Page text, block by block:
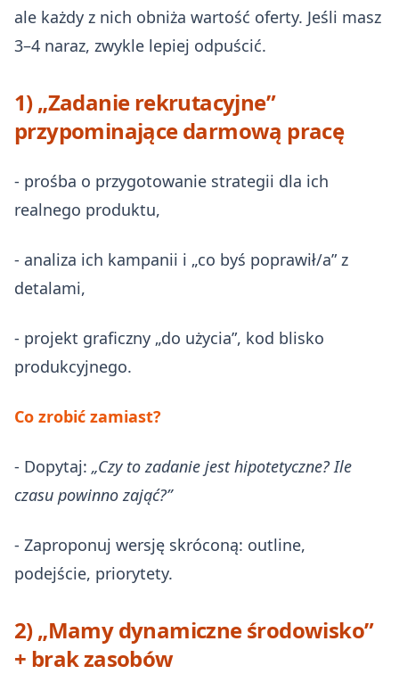
ale każdy z nich obniża wartość oferty. Jeśli masz
3–4 naraz, zwykle lepiej odpuścić.
1) „Zadanie rekrutacyjne”
przypominające darmową pracę
- prośba o przygotowanie strategii dla ich
realnego produktu,
- analiza ich kampanii i „co byś poprawił/a” z
detalami,
- projekt graficzny „do użycia”, kod blisko
produkcyjnego.
Co zrobić zamiast?
- Dopytaj: „Czy to zadanie jest hipotetyczne? Ile
czasu powinno zająć?”
- Zaproponuj wersję skróconą: outline,
podejście, priorytety.
2) „Mamy dynamiczne środowisko”
+ brak zasobów